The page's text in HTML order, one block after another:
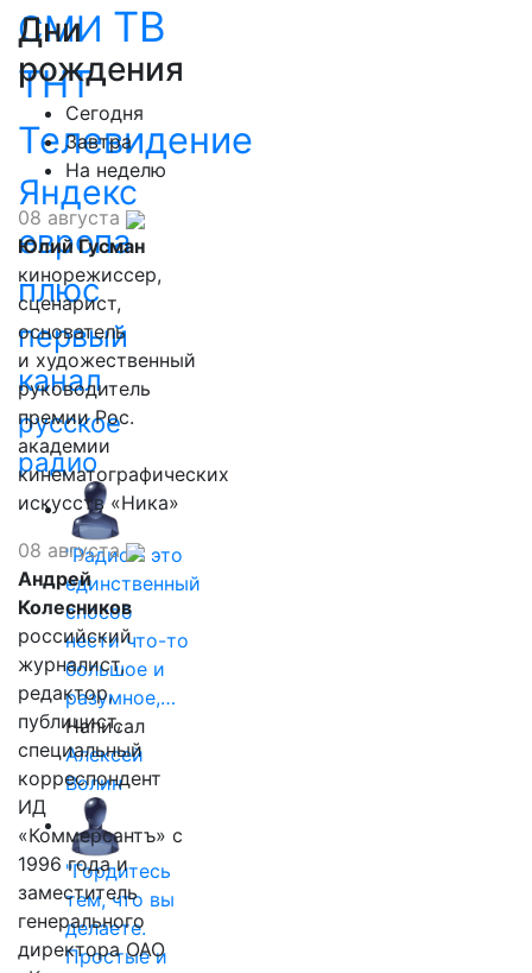
СМИ ТВ
ТНТ
Телевидение
Яндекс
европа
плюс
первый
канал
русское
радио
"Радио - это
единственный
способ
нести что-то
большое и
разумное,…
Написал
Алексей
Волин
"Гордитесь
тем, что вы
делаете.
Простые и
Дни
рождения
Сегодня
Завтра
На неделю
08 августа
Юлий Гусман
кинорежиссер,
сценарист,
основатель
и художественный
руководитель
премии Рос.
академии
кинематографических
искусств «Ника»
08 августа
Андрей
Колесников
российский
журналист,
редактор,
публицист,
специальный
корреспондент
ИД
«Коммерсантъ» с
1996 года и
заместитель
генерального
директора ОАО